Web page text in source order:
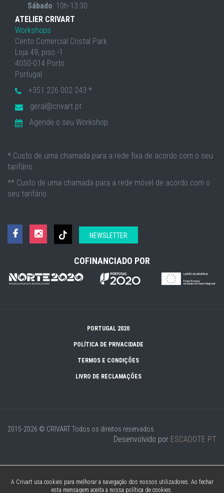
Sábado: 10h-13:30
ATELIER CRIVART
Workshops
Cento Comercial Cristal Park
Loja 49, piso -1
4050-014 Porto
Portugal
+351 226 002 243 *
geral@crivart.pt
Agende o seu Workshop
* Custo de uma chamada para a rede fixa de acordo com o seu
tarifário.
** Custo de uma chamada para a rede móvel de acordo com o
seu tarifário.
NEWSLETTER
COFINANCIADO POR
PORTUGAL 2020
POLÍTICA DE PRIVACIDADE
TERMOS E CONDIÇÕES
LIVRO DE RECLAMAÇÕES
2015-2026 © CRIVARTTodos os direitos reservados.
Desenvolvido por ESCADOTE.PT
A Crivart usa cookies para melhorar a navegação dos nossos utilizadores. Ao fechar
esta mensagem aceita a nossa política de cookies.